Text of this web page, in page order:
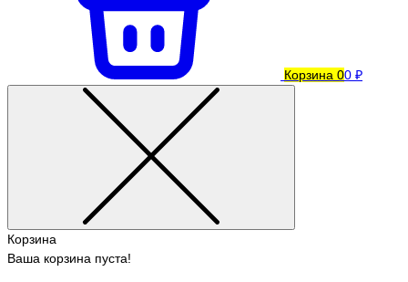
Корзина 00 ₽
Корзина
Ваша корзина пуста!